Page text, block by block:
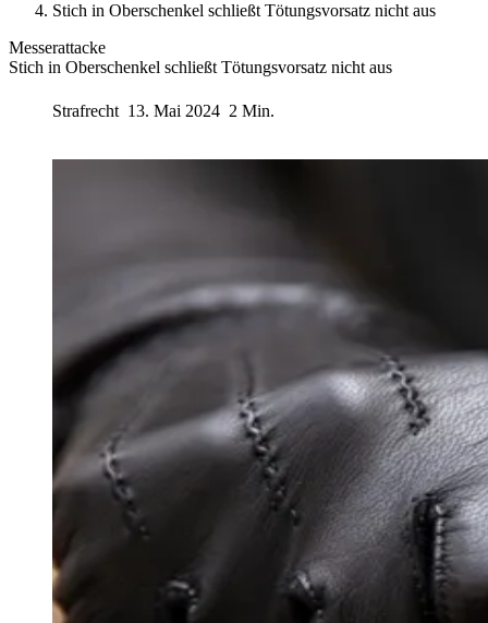
Stich in Oberschenkel schließt Tötungsvorsatz nicht aus
Messerattacke
Stich in Oberschenkel schließt Tötungsvorsatz nicht aus
Strafrecht 13. Mai 2024 2 Min.